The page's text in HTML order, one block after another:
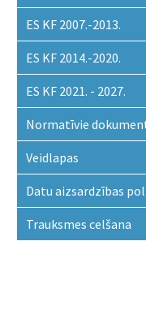
ES KF 2007.-2013.
ES KF 2014.-2020.
ES KF 2021. - 2027.
Normatīvie
Veidlapas
Datu aizsardzības
Trauksmes celšana